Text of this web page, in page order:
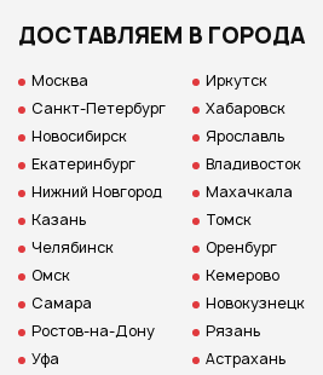
ДОСТАВЛЯЕМ В ГОРОДА
Москва
Санкт-Петербург
Новосибирск
Екатеринбург
Нижний Новгород
Казань
Челябинск
Омск
Самара
Ростов-на-Дону
Уфа
Иркутск
Хабаровск
Ярославль
Владивосток
Махачкала
Томск
Оренбург
Кемерово
Новокузнецк
Рязань
Астрахань